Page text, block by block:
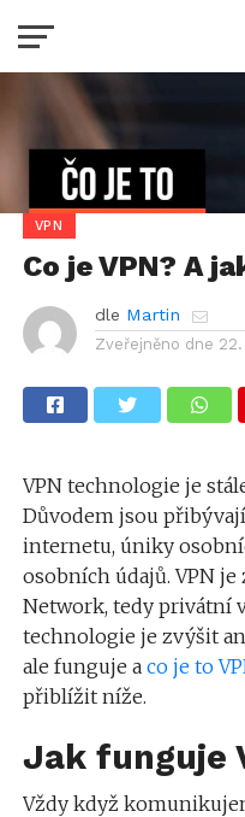
VPN
Co je VPN? A
dle Martin
Zveřejněno dne
VPN technologie je
Důvodem jsou
internetu, úniky
osobních údajů. VPN
Network, tedy privátní
technologie je zvýšit
ale funguje a co je to
přiblížit níže.
Jak funguje
Vždy když